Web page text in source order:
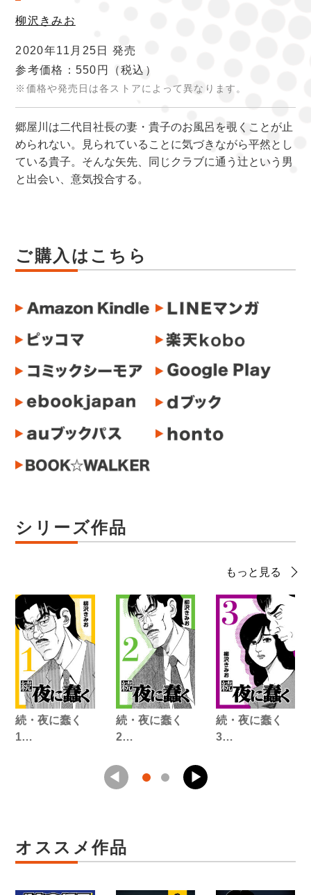
柳沢きみお
2020年11月25日 発売
参考価格：550円
（税込）
※価格や発売日は各ストアによって異なります。
郷屋川は二代目社長の妻・貴子のお風呂を覗くことが止
められない。見られていることに気づきながら平然とし
ている貴子。そんな矢先、同じクラブに通う辻という男
と出会い、意気投合する。
ご購入はこちら
シリーズ作品
もっと見る
続・夜に蠢く
1…
続・夜に蠢く
2…
続・夜に蠢く
3…
オススメ作品